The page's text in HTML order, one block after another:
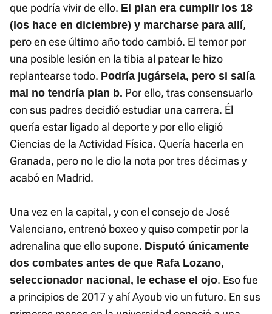
que podría vivir de ello. El plan era cumplir los 18
(los hace en diciembre) y marcharse para allí,
pero en ese último año todo cambió. El temor por
una posible lesión en la tibia al patear le hizo
replantearse todo. Podría jugársela, pero si salía
mal no tendría plan b. Por ello, tras consensuarlo
con sus padres decidió estudiar una carrera. Él
quería estar ligado al deporte y por ello eligió
Ciencias de la Actividad Física. Quería hacerla en
Granada, pero no le dio la nota por tres décimas y
acabó en Madrid.
Una vez en la capital, y con el consejo de José
Valenciano, entrenó boxeo y quiso competir por la
adrenalina que ello supone. Disputó únicamente
dos combates antes de que Rafa Lozano,
seleccionador nacional, le echase el ojo. Eso fue
a principios de 2017 y ahí Ayoub vio un futuro. En sus